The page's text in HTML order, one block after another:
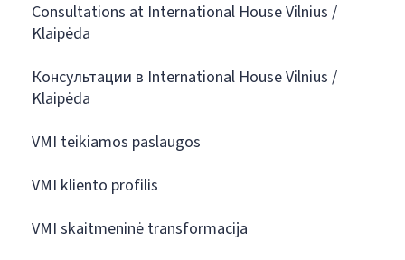
Consultations at International House Vilnius /
Klaipėda
Консультации в International House Vilnius /
Klaipėda
VMI teikiamos paslaugos
VMI kliento profilis
VMI skaitmeninė transformacija